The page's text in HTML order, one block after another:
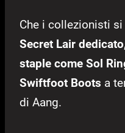
Che i collezionisti
Secret Lair
staple come Sol
Swiftfoot Boots a
di Aang.